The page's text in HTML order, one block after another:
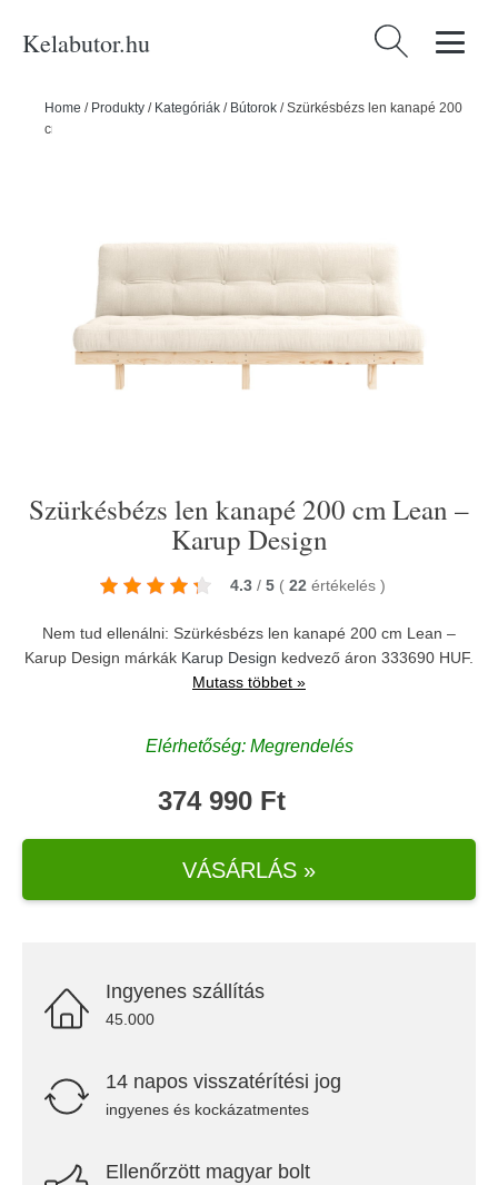
Kelabutor.hu Keresés:
Home / Produkty / Kategóriák / Bútorok /Szürkésbézs len kanapé 200
cm Lean – Karup Design
Szürkésbézs len kanapé 200 cm Lean –
Karup Design
4.3 / 5 ( 22 értékelés )
Nem tud ellenálni: Szürkésbézs len kanapé 200 cm Lean –
Karup Design márkák Karup Design kedvező áron 333690 HUF.
Mutass többet »
Elérhetőség: Megrendelés
374 990 Ft
VÁSÁRLÁS »
Ingyenes szállítás
45.000
14 napos visszatérítési jog
ingyenes és kockázatmentes
Ellenőrzött magyar bolt